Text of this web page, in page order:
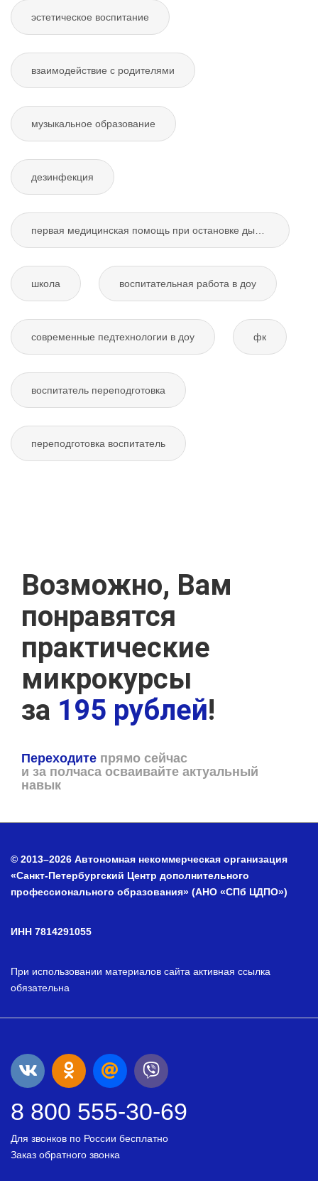
эстетическое воспитание
взаимодействие с родителями
музыкальное образование
дезинфекция
школа воспитательная работа в доу
современные педтехнологии в доу фк
воспитатель переподготовка
переподготовка воспитатель
Возможно, Вам
понравятся
практические
микрокурсы
за 195 рублей!
Переходите прямо сейчас
и за полчаса осваивайте актуальный
навык
© 2013–2026 Автономная некоммерческая организация
«Санкт-Петербургский Центр дополнительного
профессионального образования» (АНО «СПб ЦДПО»)
ИНН 7814291055
При использовании материалов сайта активная ссылка
обязательна
8 800 555-30-69
Для звонков по России бесплатно
Заказ обратного звонка